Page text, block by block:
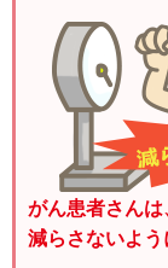
がん患者さん
減らさないよう